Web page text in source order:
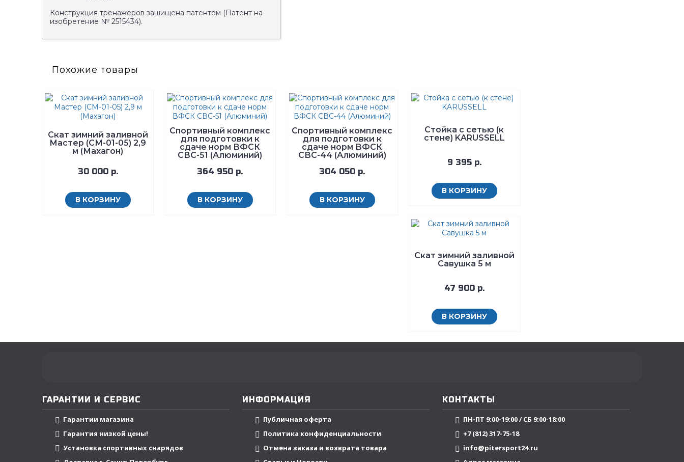
Конструкция тренажеров защищена патентом (Патент на
изобретение № 2515434).
Похожие товары
Скат зимний заливной
Мастер (СМ-01-05) 2,9
м (Махагон)
30 000 р.
В КОРЗИНУ
Спортивный комплекс
для подготовки к
сдаче норм ВФСК
СВС-51 (Алюминий)
364 950 р.
В КОРЗИНУ
Спортивный комплекс
для подготовки к
сдаче норм ВФСК
СВС-44 (Алюминий)
304 050 р.
В КОРЗИНУ
Стойка с сетью (к
стене) KARUSSELL
9 395 р.
В КОРЗИНУ
Скат зимний заливной
Савушка 5 м
47 900 р.
В КОРЗИНУ
ГАРАНТИИ И СЕРВИС
Гарантии магазина
Гарантия низкой цены!
Установка спортивных снарядов
ИНФОРМАЦИЯ
Публичная оферта
Политика конфиденциальности
Отмена заказа и возврата товара
КОНТАКТЫ
ПН-ПТ 9:00-19:00 / СБ 9:00-18:00
+7 (812) 317-75-18
info@pitersport24.ru